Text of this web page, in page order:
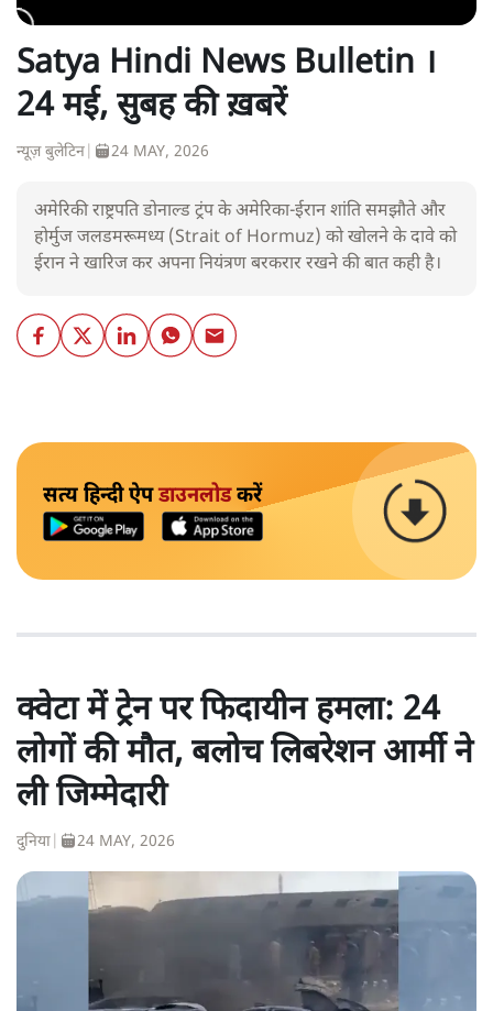
Satya Hindi News Bulletin ।
24 मई, सुबह की ख़बरें
न्यूज़ बुलेटिन 24 MAY, 2026
अमेरिकी राष्ट्रपति डोनाल्ड ट्रंप के अमेरिका-ईरान शांति समझौते और
होर्मुज जलडमरूमध्य (Strait of Hormuz) को खोलने के दावे को
ईरान ने खारिज कर अपना नियंत्रण बरकरार रखने की बात कही है।
सत्य हिन्दी ऐपडाउनलोडकरें
क्वेटा में ट्रेन पर फिदायीन हमला: 24
लोगों की मौत, बलोच लिबरेशन आर्मी ने
ली जिम्मेदारी
दुनिया 24 MAY, 2026